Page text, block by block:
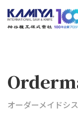
オーダーメイドシ